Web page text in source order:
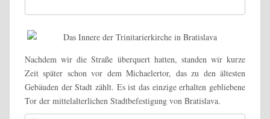
Nachdem wir die Straße überquert hatten, standen wir kurze
Zeit später schon vor dem Michaelertor, das zu den ältesten
Gebäuden der Stadt zählt. Es ist das einzige erhalten gebliebene
Tor der mittelalterlichen Stadtbefestigung von Bratislava.